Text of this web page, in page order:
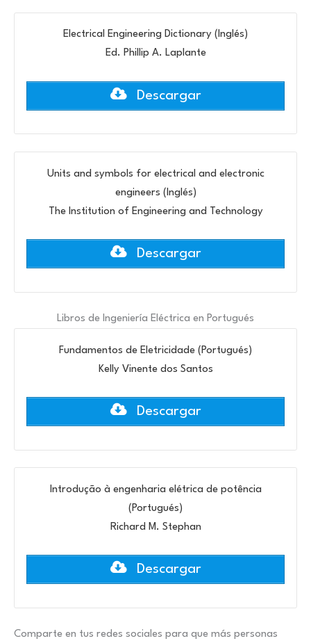
Electrical Engineering Dictionary (Inglés)
Ed. Phillip A. Laplante
Descargar
Units and symbols for electrical and electronic
engineers (Inglés)
The Institution of Engineering and Technology
Descargar
Libros de Ingeniería Eléctrica en Portugués
Fundamentos de Eletricidade (Portugués)
Kelly Vinente dos Santos
Descargar
Introdução à engenharia elétrica de potência
(Portugués)
Richard M. Stephan
Descargar
Comparte en tus redes sociales para que más personas